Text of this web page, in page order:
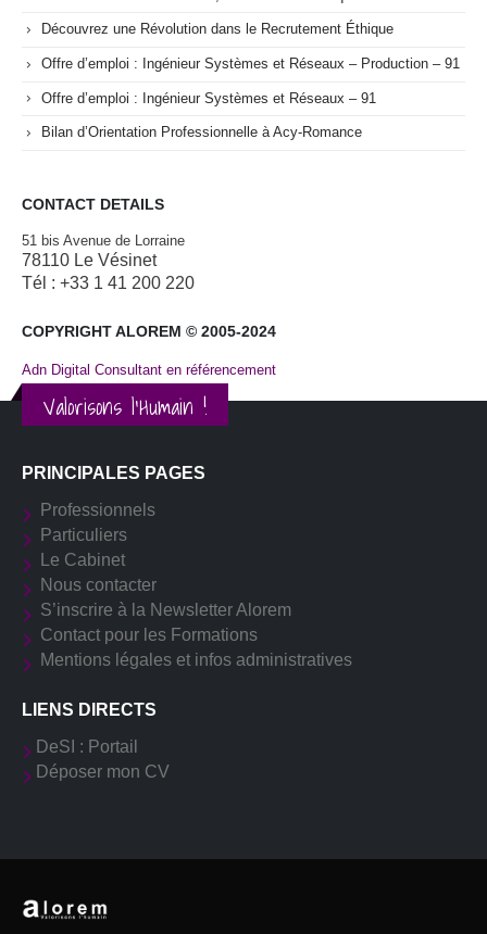
Découvrez une Révolution dans le Recrutement Éthique
Offre d’emploi : Ingénieur Systèmes et Réseaux – Production – 91
Offre d’emploi : Ingénieur Systèmes et Réseaux – 91
Bilan d’Orientation Professionnelle à Acy-Romance
CONTACT DETAILS
51 bis Avenue de Lorraine
78110 Le Vésinet
Tél : +33 1 41 200 220
COPYRIGHT ALOREM © 2005-2024
Adn Digital Consultant en référencement
Valorisons l'Humain !
PRINCIPALES PAGES
Professionnels
Particuliers
Le Cabinet
Nous contacter
S’inscrire à la Newsletter Alorem
Contact pour les Formations
Mentions légales et infos administratives
LIENS DIRECTS
DeSI : Portail
Déposer mon CV